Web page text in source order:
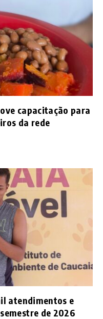
capacitação para
da rede
atendimentos e
de 2026